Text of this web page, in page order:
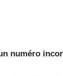
numéro